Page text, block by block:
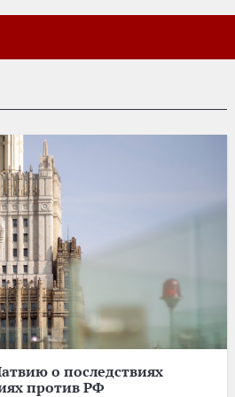
о последствиях
против РФ